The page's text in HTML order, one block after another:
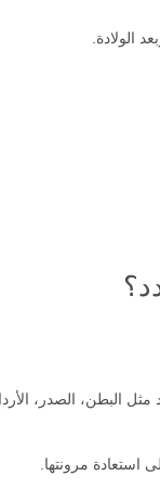
الولادة.
البطن، الصدر،
استعادة مرونتها.